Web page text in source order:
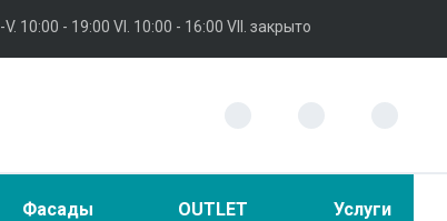
I-V. 10:00 - 19:00 VI. 10:00 - 16:00 VII. закрыто
Фасады OUTLET Услуги